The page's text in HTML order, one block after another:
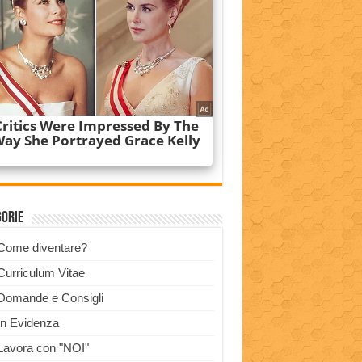
diventare?
Vitae
e Consigli
Evidenza
con "NOI"